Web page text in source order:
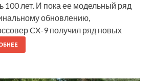
100 лет. И пока ее модельный ряд
обновлению,
CX-9 получил ряд новых